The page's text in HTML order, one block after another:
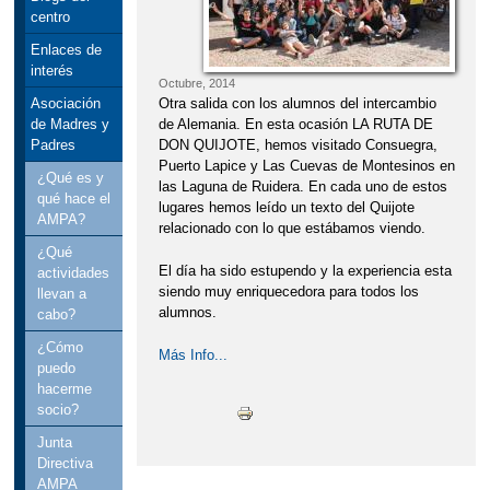
centro
Enlaces de
interés
Asociación
de Madres y
Padres
¿Qué es y
qué hace el
AMPA?
¿Qué
actividades
llevan a
cabo?
¿Cómo
puedo
hacerme
socio?
Junta
Directiva
AMPA
Octubre, 2014
Otra salida con los alumnos del intercambio
de Alemania. En esta ocasión LA RUTA DE
DON QUIJOTE, hemos visitado Consuegra,
Puerto Lapice y Las Cuevas de Montesinos en
las Laguna de Ruidera. En cada uno de estos
lugares hemos leído un texto del Quijote
relacionado con lo que estábamos viendo.
El día ha sido estupendo y la experiencia esta
siendo muy enriquecedora para todos los
alumnos.
Más Info...